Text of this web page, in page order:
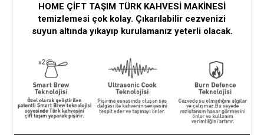
HOME ÇİFT TAŞIM TÜRK KAHVESİ MAKİNESİ
temizlemesi çok kolay. Çıkarılabilir cezvenizi
suyun altında yıkayıp kurulamanız yeterli olacak.